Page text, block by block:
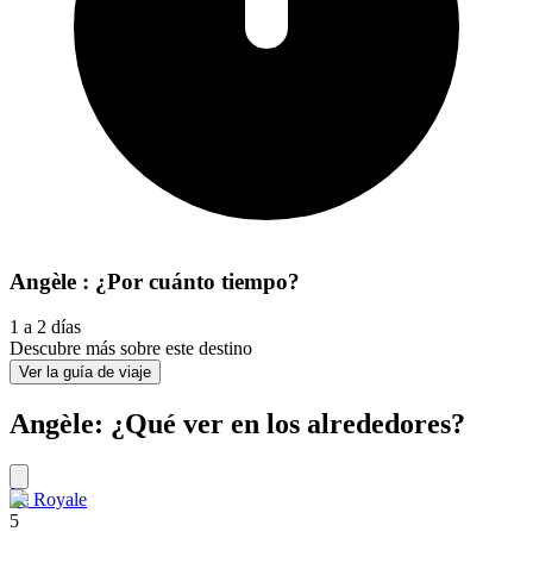
Angèle : ¿Por cuánto tiempo?
1 a 2 días
Descubre más sobre este destino
Ver la guía de viaje
Angèle: ¿Qué ver en los alrededores?
Île Royale
5